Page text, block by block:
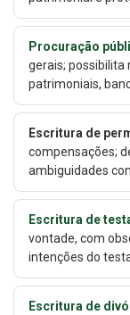
Procuração
gerais; possibilita
patrimoniais,
Escritura de
compensações;
ambiguidades
Escritura de
vontade, com
intenções do
Escritura de